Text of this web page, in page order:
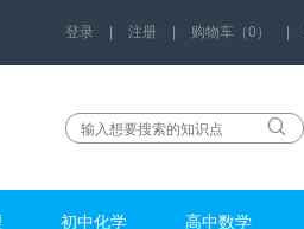
登录 注册 购物车（0）
初中化学 高中数学